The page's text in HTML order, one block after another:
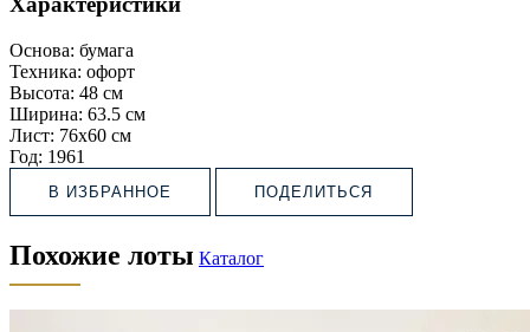
Основа: бумага
Техника: офорт
Высота: 48 см
Ширина: 63.5 см
Лист: 76х60 см
Год: 1961
В ИЗБРАННОЕ ПОДЕЛИТЬСЯ
Похожие лоты Каталог